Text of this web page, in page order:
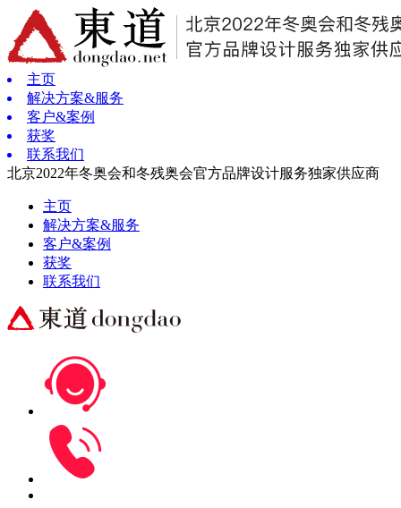
主页
解决方案&服务
客户&案例
获奖
联系我们
北京2022年冬奥会和冬残奥会官方品牌设计服务独家供应商
主页
解决方案&服务
客户&案例
获奖
联系我们